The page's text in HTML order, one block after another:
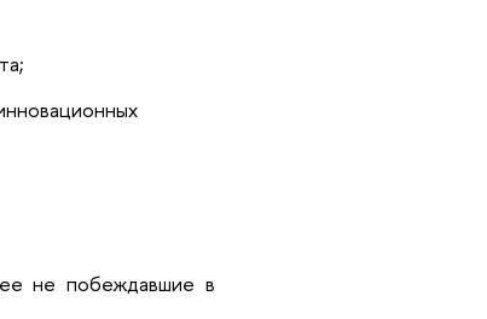
не побеждавшие в